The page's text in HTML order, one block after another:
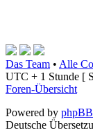
Das Team • Alle
UTC + 1 Stunde [
Foren-Übersicht
Powered by phpBB
Deutsche